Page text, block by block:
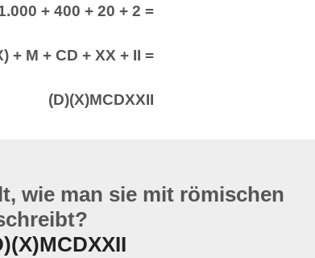
+ 400 + 20 + 2 =
+ M + CD + XX + II =
(D)(X)MCDXXII
wie man sie mit römischen